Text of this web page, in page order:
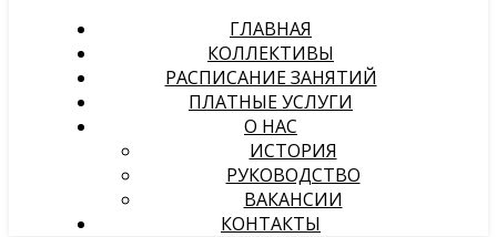
ГЛАВНАЯ
КОЛЛЕКТИВЫ
РАСПИСАНИЕ ЗАНЯТИЙ
ПЛАТНЫЕ УСЛУГИ
О НАС
ИСТОРИЯ
РУКОВОДСТВО
ВАКАНСИИ
КОНТАКТЫ